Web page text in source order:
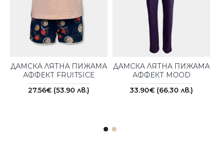
ДАМСКА ЛЯТНА ПИЖАМА
АФФЕКТ FRUITSICE
27.56€ (53.90 лв.)
ДАМСКА ЛЯТНА ПИЖАМА
АФФЕКТ MOOD
33.90€ (66.30 лв.)